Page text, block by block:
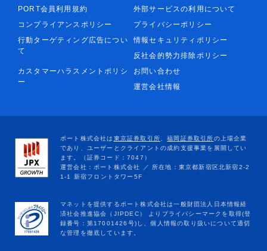
PORT会員利用規約
外部サービスの利用について
コンプライアンスポリシー
プライバシーポリシー
行動ターゲティング広告につい
て
情報セキュリティポリシー
反社会的勢力排除ポリシー
カスタマーハラスメントポリシ
ー
お問い合わせ
運営会社情報